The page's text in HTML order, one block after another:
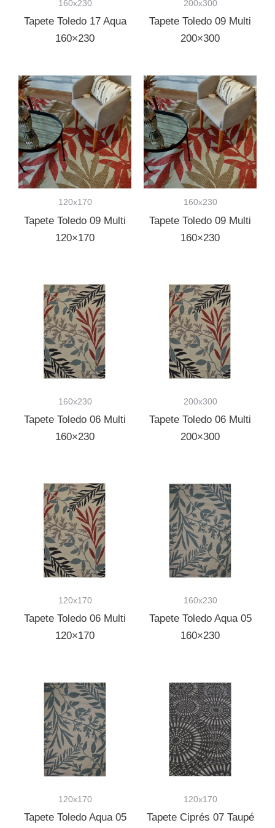
160x230
Tapete Toledo 17 Aqua
160×230
200x300
Tapete Toledo 09 Multi
200×300
120x170
Tapete Toledo 09 Multi
120×170
160x230
Tapete Toledo 09 Multi
160×230
160x230
Tapete Toledo 06 Multi
160×230
200x300
Tapete Toledo 06 Multi
200×300
120x170
Tapete Toledo 06 Multi
120×170
160x230
Tapete Toledo Aqua 05
160×230
120x170
Tapete Toledo Aqua 05
120x170
Tapete Ciprés 07 Taupé